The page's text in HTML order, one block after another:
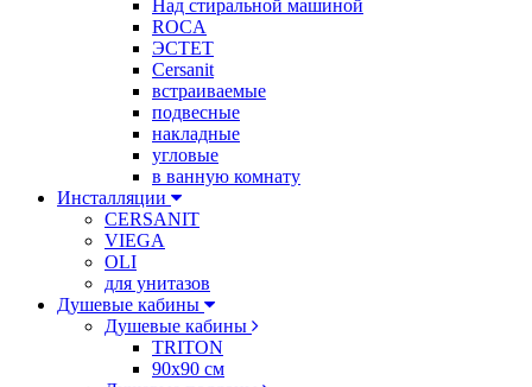
Над стиральной машиной
ROCA
ЭСТЕТ
Cersanit
встраиваемые
подвесные
накладные
угловые
в ванную комнату
Инсталляции
CERSANIT
VIEGA
OLI
для унитазов
Душевые кабины
Душевые кабины
TRITON
90х90 см